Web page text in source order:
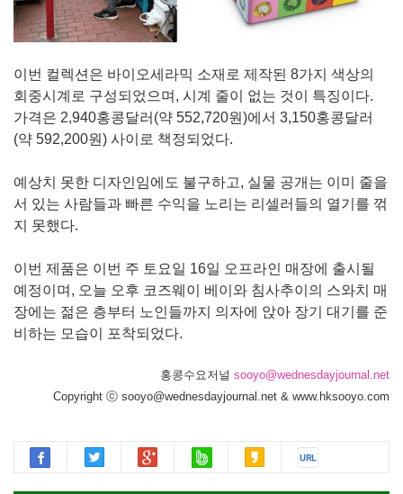
이번 컬렉션은 바이오세라믹 소재로 제작된 8가지 색상의
회중시계로 구성되었으며, 시계 줄이 없는 것이 특징이다.
가격은 2,940홍콩달러(약 552,720원)에서 3,150홍콩달러
(약 592,200원) 사이로 책정되었다.
예상치 못한 디자인임에도 불구하고, 실물 공개는 이미 줄을
서 있는 사람들과 빠른 수익을 노리는 리셀러들의 열기를 꺾
지 못했다.
이번 제품은 이번 주 토요일 16일 오프라인 매장에 출시될
예정이며, 오늘 오후 코즈웨이 베이와 침사추이의 스와치 매
장에는 젊은 층부터 노인들까지 의자에 앉아 장기 대기를 준
비하는 모습이 포착되었다.
홍콩수요저널 sooyo@wednesdayjournal.net
Copyright ⓒ sooyo@wednesdayjournal.net & www.hksooyo.com